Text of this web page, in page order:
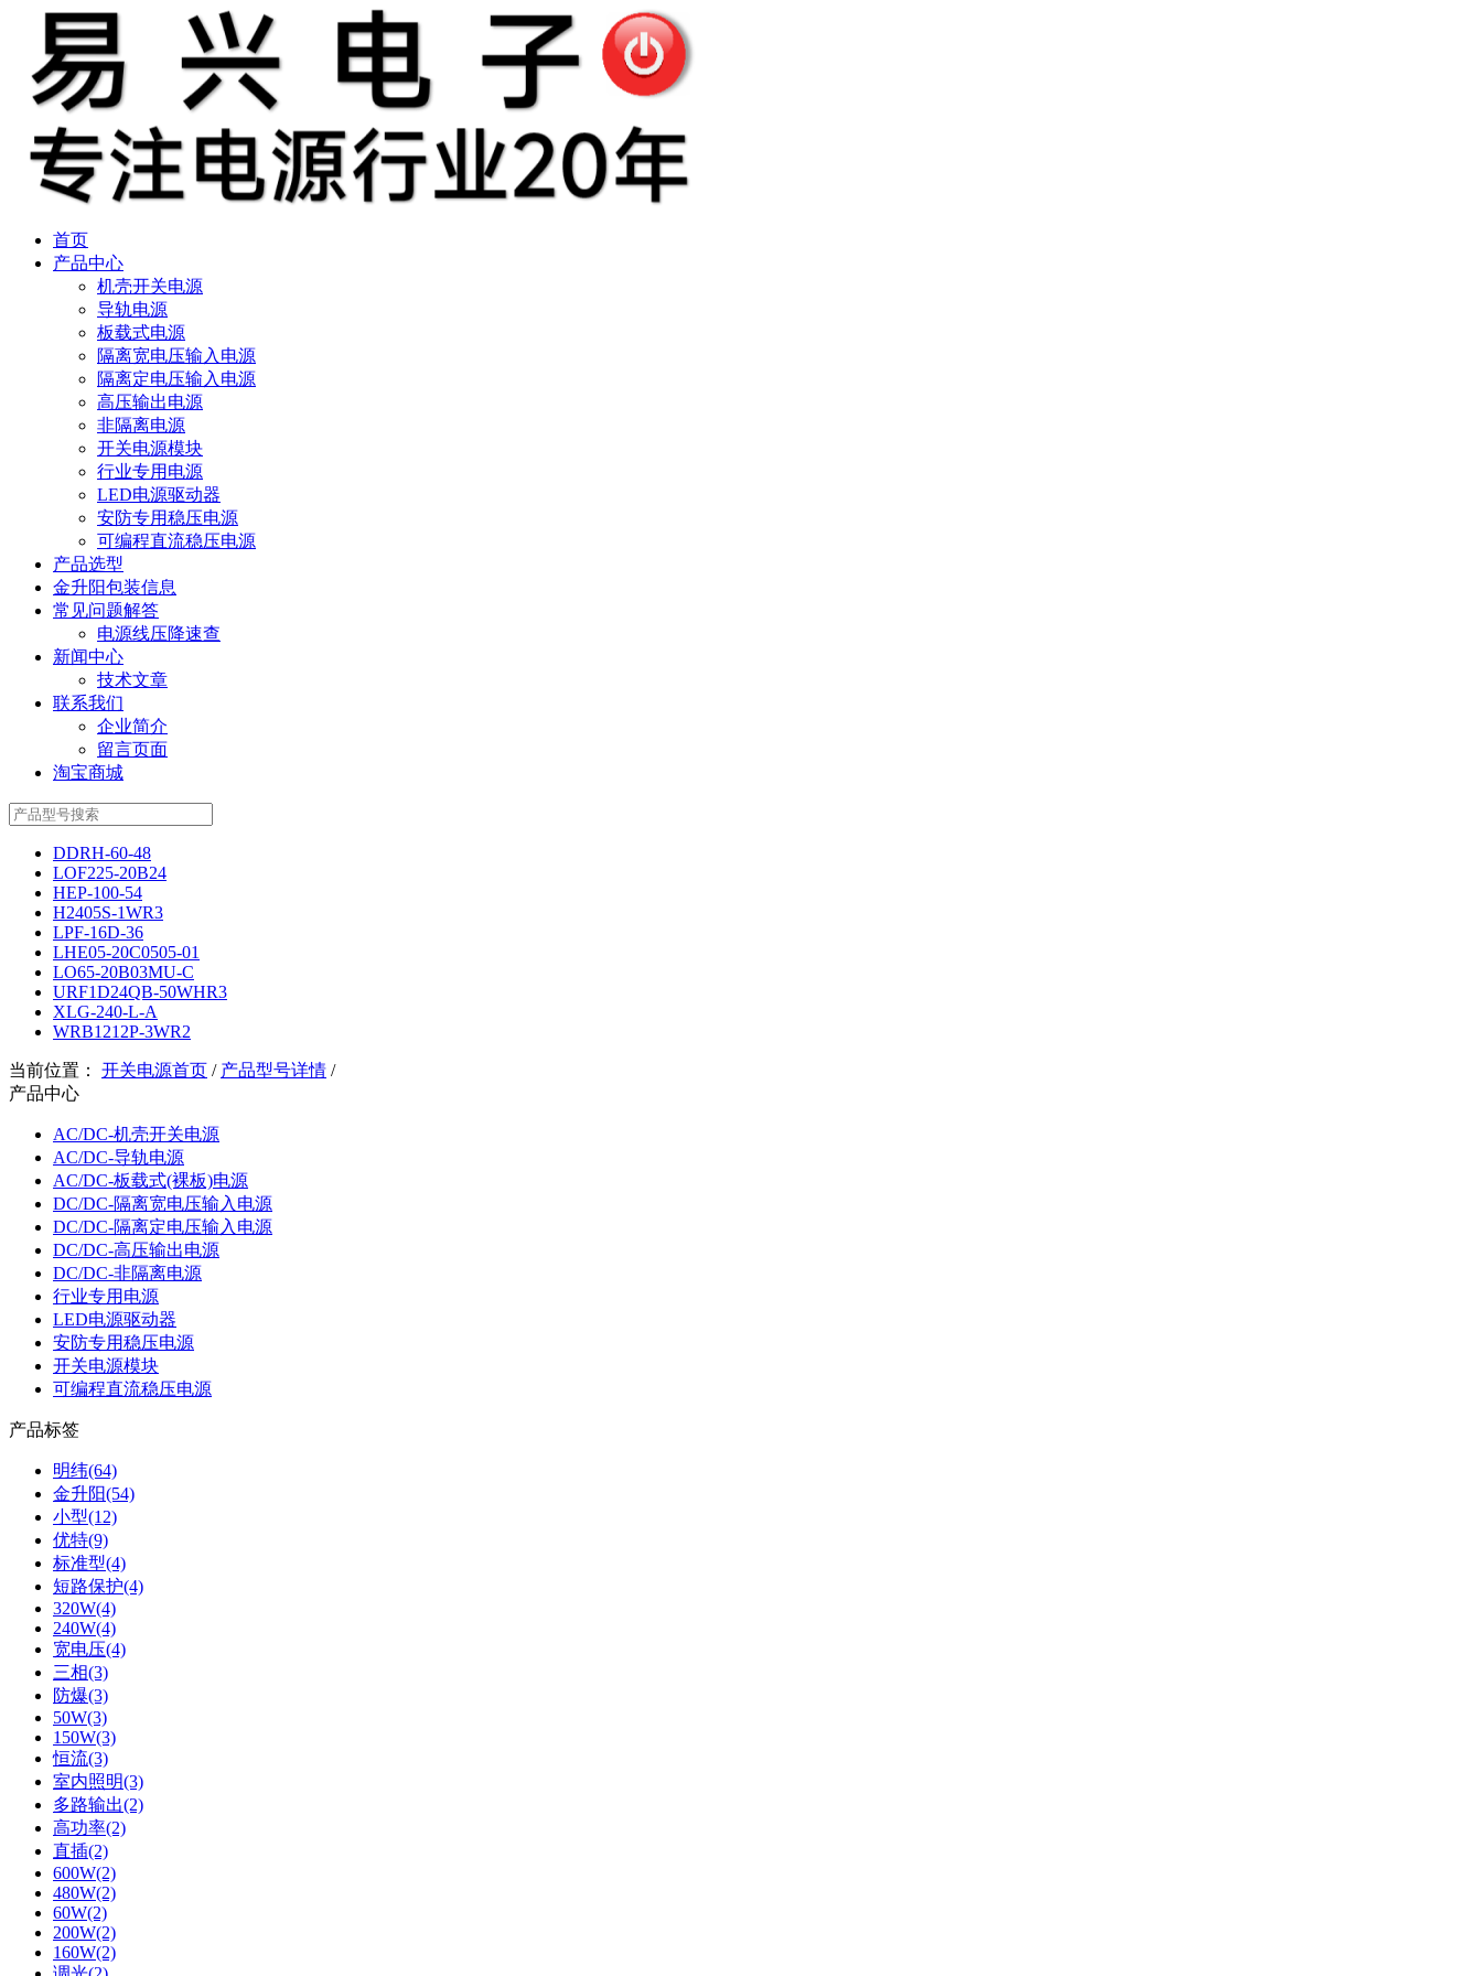
首页
产品中心
机壳开关电源
导轨电源
板载式电源
隔离宽电压输入电源
隔离定电压输入电源
高压输出电源
非隔离电源
开关电源模块
行业专用电源
LED电源驱动器
安防专用稳压电源
可编程直流稳压电源
产品选型
金升阳包装信息
常见问题解答
电源线压降速查
新闻中心
技术文章
联系我们
企业简介
留言页面
淘宝商城
DDRH-60-48
LOF225-20B24
HEP-100-54
H2405S-1WR3
LPF-16D-36
LHE05-20C0505-01
LO65-20B03MU-C
URF1D24QB-50WHR3
XLG-240-L-A
WRB1212P-3WR2
当前位置： 开关电源首页 / 产品型号详情 /
产品中心
AC/DC-机壳开关电源
AC/DC-导轨电源
AC/DC-板载式(裸板)电源
DC/DC-隔离宽电压输入电源
DC/DC-隔离定电压输入电源
DC/DC-高压输出电源
DC/DC-非隔离电源
行业专用电源
LED电源驱动器
安防专用稳压电源
开关电源模块
可编程直流稳压电源
产品标签
明纬(64)
金升阳(54)
小型(12)
优特(9)
标准型(4)
短路保护(4)
320W(4)
240W(4)
宽电压(4)
三相(3)
防爆(3)
50W(3)
150W(3)
恒流(3)
室内照明(3)
多路输出(2)
高功率(2)
直插(2)
600W(2)
480W(2)
60W(2)
200W(2)
160W(2)